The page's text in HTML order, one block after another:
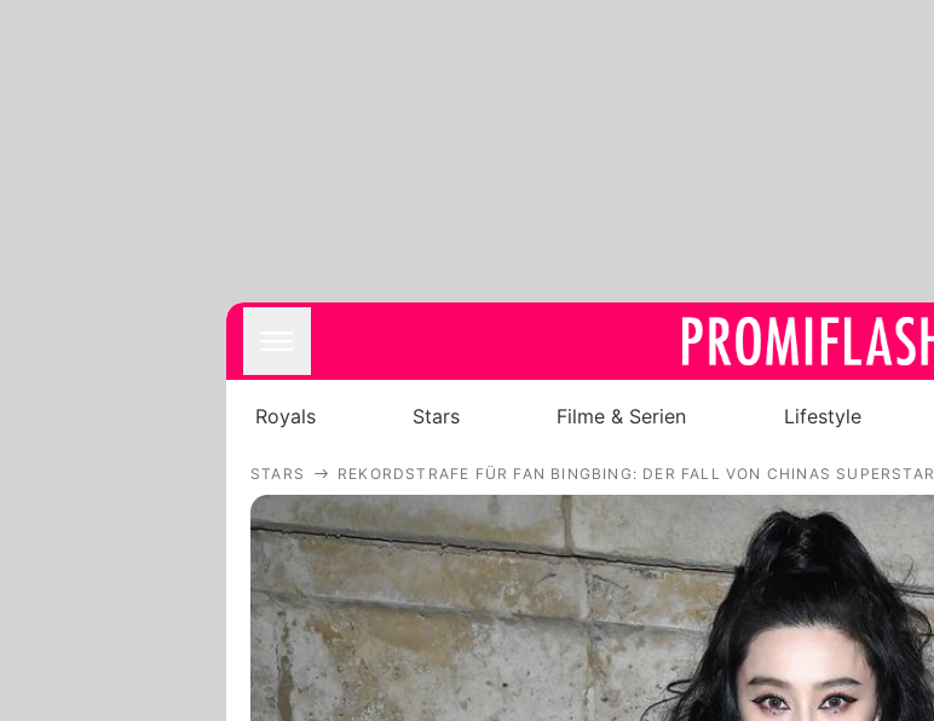
Royals
Stars
Filme & Serien
Lifestyle
Familie & Liebe
Royals Stars Filme & Serien Lifestyle
STARS REKORDSTRAFE FÜR FAN BINGBING: DER FALL VON CHINAS SUPERSTAR